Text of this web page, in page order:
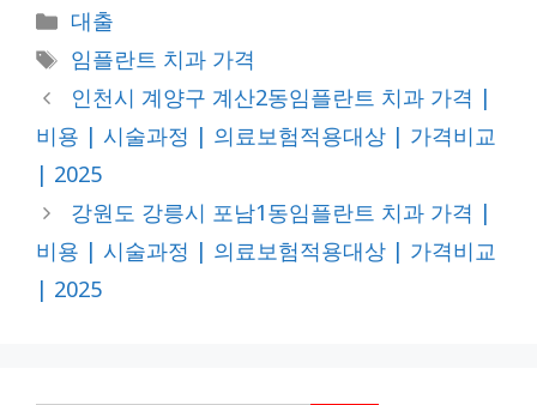
카
테
고
리
대출
태
그
임플란트 치과 가격
인천시 계양구 계산2동임플란트 치과 가격 |
비용 | 시술과정 | 의료보험적용대상 | 가격비교
| 2025
강원도 강릉시 포남1동임플란트 치과 가격 |
비용 | 시술과정 | 의료보험적용대상 | 가격비교
| 2025